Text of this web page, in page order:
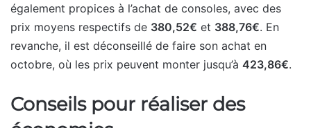
également propices à l’achat de consoles, avec des
prix moyens respectifs de 380,52€ et 388,76€. En
revanche, il est déconseillé de faire son achat en
octobre, où les prix peuvent monter jusqu’à 423,86€.
Conseils pour réaliser des